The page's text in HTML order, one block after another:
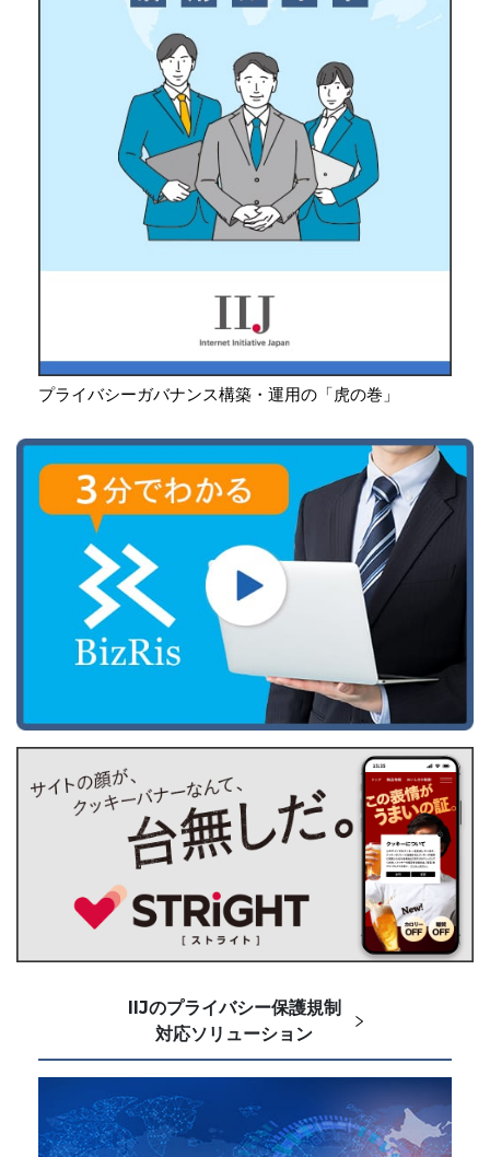
プライバシーガバナンス構築・運用の「虎の巻」
IIJのプライバシー保護規制
対応ソリューション